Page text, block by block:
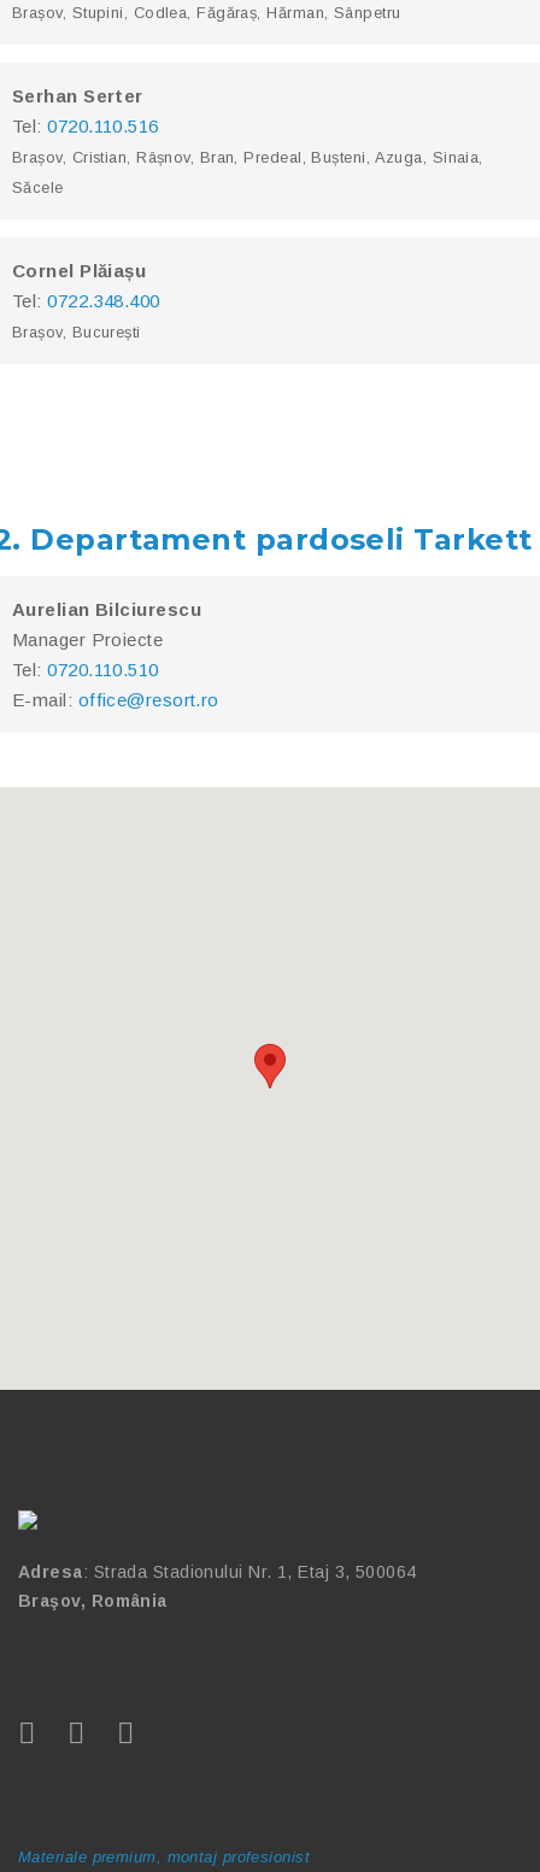
Brașov, Stupini, Codlea, Făgăraș, Hărman, Sânpetru
Serhan Serter
Tel:0720.110.516
Brașov, Cristian, Râșnov, Bran, Predeal, Bușteni, Azuga, Sinaia,
Săcele
Cornel Plăiașu
Tel:0722.348.400
Brașov, București
Departament pardoseli Tarkett
Aurelian Bilciurescu
Manager Proiecte
Tel:0720.110.510
E-mail: office@resort.ro
Adresa: Strada Stadionului Nr. 1, Etaj 3, 500064
Braşov, România
Materiale premium, montaj profesionist